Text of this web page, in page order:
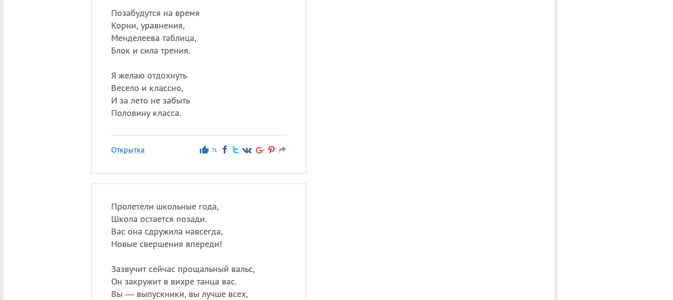
Позабудутся на время
Корни, уравнения,
Менделеева таблица,
Блок и сила трения.
Я желаю отдохнуть
Весело и классно,
И за лето не забыть
Половину класса.
Открытка 71
Пролетели школьные года,
Школа остается позади.
Вас она сдружила навсегда,
Новые свершения впереди!
Зазвучит сейчас прощальный вальс,
Он закружит в вихре танца вас.
Вы — выпускники, вы лучше всех,